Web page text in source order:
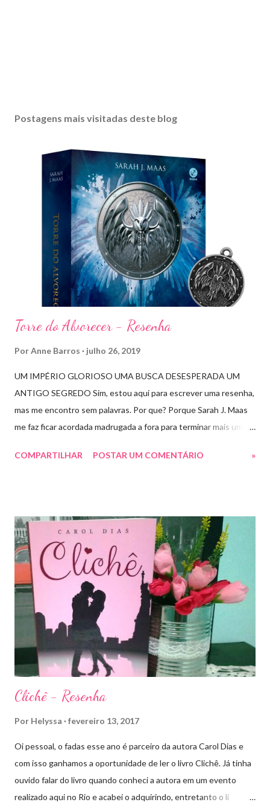
Postagens mais visitadas deste blog
Torre do Alvorecer - Resenha
PorAnne Barros julho 26, 2019
UM IMPÉRIO GLORIOSO UMA BUSCA DESESPERADA UM
ANTIGO SEGREDO Sim, estou aqui para escrever uma resenha,
mas me encontro sem palavras. Por que? Porque Sarah J. Maas
me faz ficar acordada madrugada a fora para terminar mais um
romance da Saga Trono de Vidro que ocorre simultaneamente
todos meio atordoados com tudo que Dorian e Aelin fizeram e,
principalmente, descobriram sobre o Pai do Príncipe, agora Rei
de Ardalan. Todos têm uma missão nessa guerra mesmo que
ainda um pouco indefinida. Aelin deixa Ardalan nas mãos de seu
Rei e segue com sua corte para casa, para finalmente rever seu
lar, Terrasen. Com um novo rei no trono, Chaol Westfall passa a
ser Mão do Rei de Ardalan, e Nesryn Faliq a nova Capitã da
Guarda. Entret...
COMPARTILHAR POSTAR UM COMENTÁRIO »
Clichê - Resenha
Por Helyssa fevereiro 13, 2017
Oi pessoal, o fadas esse ano é parceiro da autora Carol Dias e
com isso ganhamos a oportunidade de ler o livro Clichê. Já tinha
ouvido falar do livro quando conheci a autora em um evento
realizado aqui no Rio e acabei o adquirindo, entretanto o li